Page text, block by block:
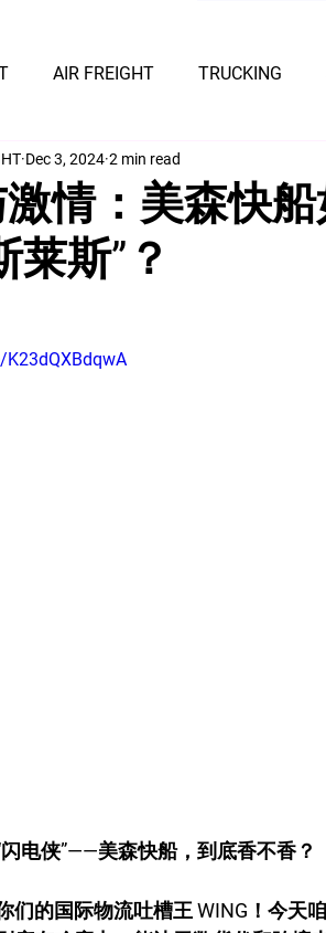
AIR FREIGHT TRUCKING
情：美森快
莱斯”？
Dec 3, 2024 2 min read
电侠”——美森快船，到底香不香？
们的国际物流吐槽王 WING！今天